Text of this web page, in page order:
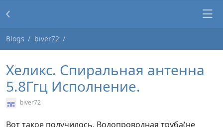
Blogs biver72
Хеликс. Спиральная антенна
5.8Ггц Исполнение.
biver72
Вот такое получилось. Водопроводная труба(не